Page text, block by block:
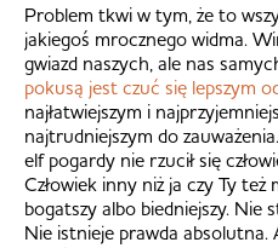
Problem tkwi w tym, że to
jakiegoś mrocznego widma.
gwiazd naszych, ale nas
pokusą jest czuć się lepszym
najłatwiejszym i
najtrudniejszym do
elf pogardy nie rzucił się
Człowiek inny niż ja czy Ty
bogatszy albo biedniejszy. Nie
Nie istnieje prawda absolutna.